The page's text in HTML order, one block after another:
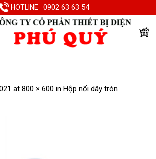
HOTLINE 0902 63 63 54
at 800 × 600 in Hộp nối dây tròn